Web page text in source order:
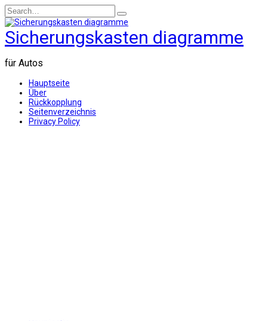
Skip
to
content
Search
for:
Sicherungskasten diagramme
für Autos
Hauptseite
Über
Rückkopplung
Seitenverzeichnis
Privacy Policy